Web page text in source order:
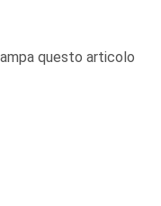
questo articolo